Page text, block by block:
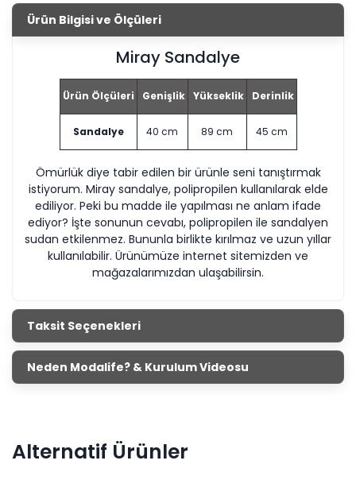
Ürün Bilgisi ve Ölçüleri
Miray Sandalye
Ürün Ölçüleri Genişlik Yükseklik Derinlik
Sandalye 40 cm 89 cm 45 cm
Ömürlük diye tabir edilen bir ürünle seni tanıştırmak
istiyorum. Miray sandalye, polipropilen kullanılarak elde
ediliyor. Peki bu madde ile yapılması ne anlam ifade
ediyor? İşte sonunun cevabı, polipropilen ile sandalyen
sudan etkilenmez. Bununla birlikte kırılmaz ve uzun yıllar
kullanılabilir. Ürünümüze internet sitemizden ve
mağazalarımızdan ulaşabilirsin.
Taksit Seçenekleri
Neden Modalife? & Kurulum Videosu
Alternatif Ürünler